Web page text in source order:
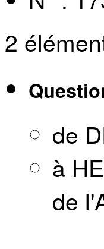
2
de
à
de